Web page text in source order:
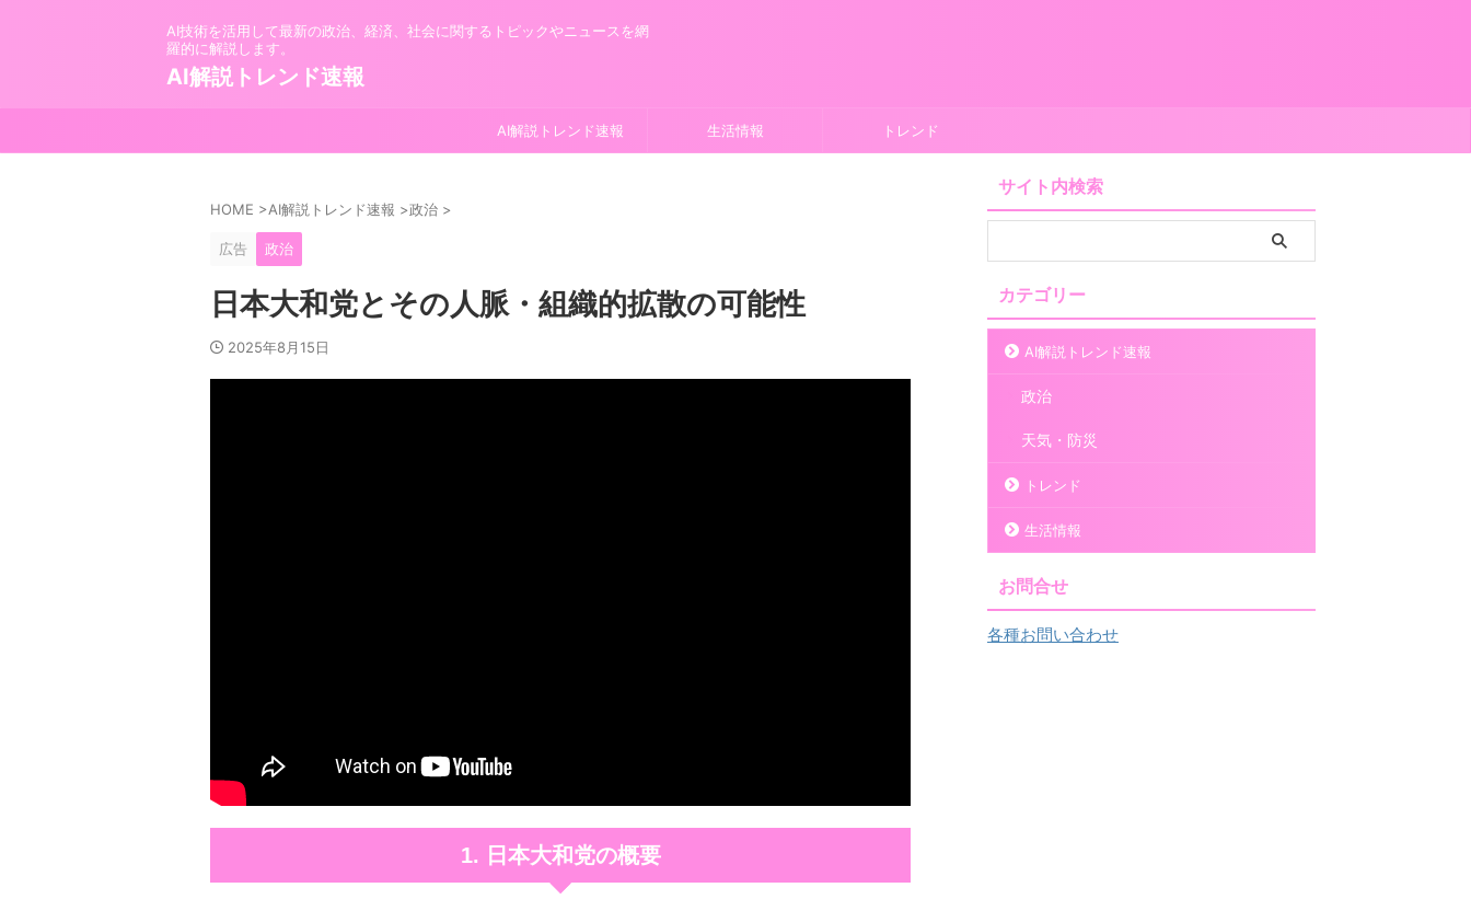
AI技術を活用して最新の政治、経済、社会に関するトピックやニュースを網
羅的に解説します。
AI解説トレンド速報
AI解説トレンド速報 生活情報 トレンド
HOME >AI解説トレンド速報 >政治 >
広告 政治
日本大和党とその人脈・組織的拡散の可能性
2025年8月15日
1. 日本大和党の概要
サイト内検索
カテゴリー
AI解説トレンド速報
政治
天気・防災
トレンド
生活情報
お問合せ
各種お問い合わせ